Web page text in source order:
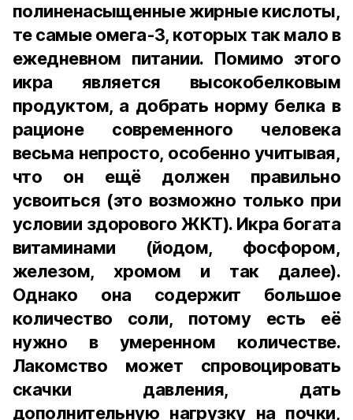
полиненасыщенные жирные кислоты,
те самые омега-3, которых так мало в
ежедневном питании. Помимо этого
икра является высокобелковым
продуктом, а добрать норму белка в
рационе современного человека
весьма непросто, особенно учитывая,
что он ещё должен правильно
усвоиться (это возможно только при
условии здорового ЖКТ). Икра богата
витаминами (йодом, фосфором,
железом, хромом и так далее).
Однако она содержит большое
количество соли, потому есть её
нужно в умеренном количестве.
Лакомство может спровоцировать
скачки давления, дать
дополнительную нагрузку на почки,